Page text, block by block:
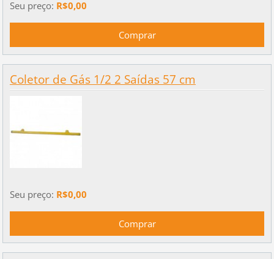
Seu preço: R$0,00
Coletor de Gás 1/2 2 Saídas 57 cm
Seu preço: R$0,00